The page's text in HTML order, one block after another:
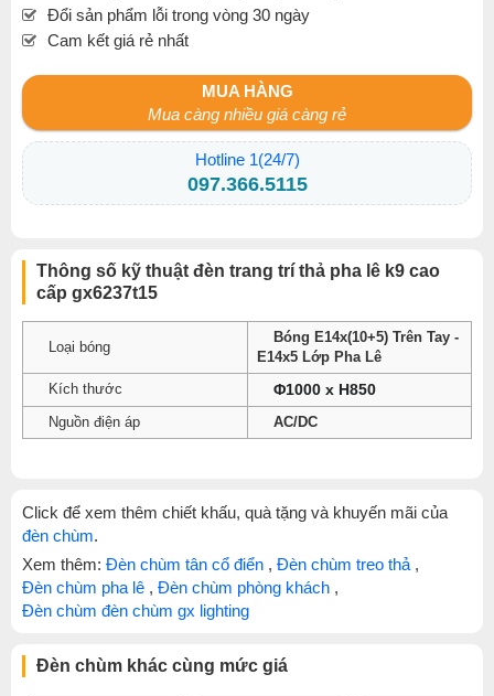
Đổi sản phẩm lỗi trong vòng 30 ngày
Cam kết giá rẻ nhất
MUA HÀNG
Mua càng nhiều giá càng rẻ
Hotline 1(24/7)
097.366.5115
Thông số kỹ thuật đèn trang trí thả pha lê k9 cao
cấp gx6237t15
Loại bóng
Bóng E14x(10+5) Trên Tay -
E14x5 Lớp Pha Lê
Kích thước
Φ1000 x H850
Nguồn điện áp AC/DC
Click để xem thêm chiết khấu, quà tặng và khuyến mãi của
đèn chùm.
Xem thêm: Đèn chùm tân cổ điển , Đèn chùm treo thả ,
Đèn chùm pha lê , Đèn chùm phòng khách ,
Đèn chùm đèn chùm gx lighting
Đèn chùm khác cùng mức giá